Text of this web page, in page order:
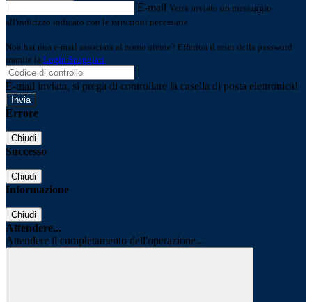
E-mail Verrà inviato un messaggio
all'indirizzo indicato con le istruzioni necessarie.
Non hai una e-mail associata al nome utente? Effettua il reset della password
tramite la Login Spaggiari
E-mail inviata, si prega di controllare la casella di posta elettronica!
Errore
Chiudi
Successo
Chiudi
Informazione
Chiudi
Attendere...
Attendere il completamento dell'operazione...